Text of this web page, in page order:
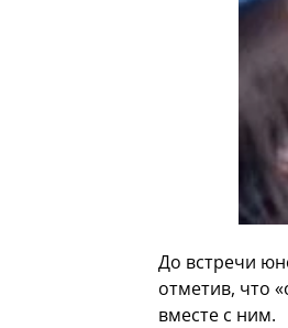
До встречи
отметив, что
вместе с ним.